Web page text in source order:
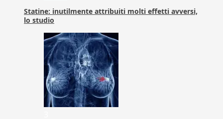
Statine: inutilmente attribuiti molti effetti avversi,
lo studio